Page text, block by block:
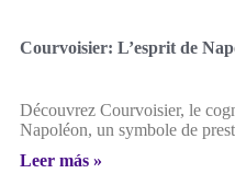
Courvoisier: L’esprit de
Découvrez Courvoisier, le
Napoléon, un symbole de
Leer más »